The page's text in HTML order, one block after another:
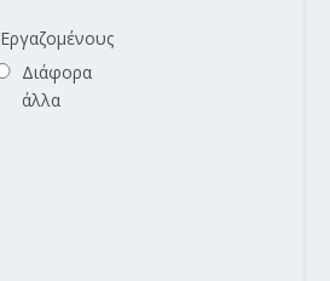
Εργαζομένους
Διάφορα
άλλα